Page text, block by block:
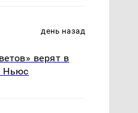
день назад
верят в
Ньюс